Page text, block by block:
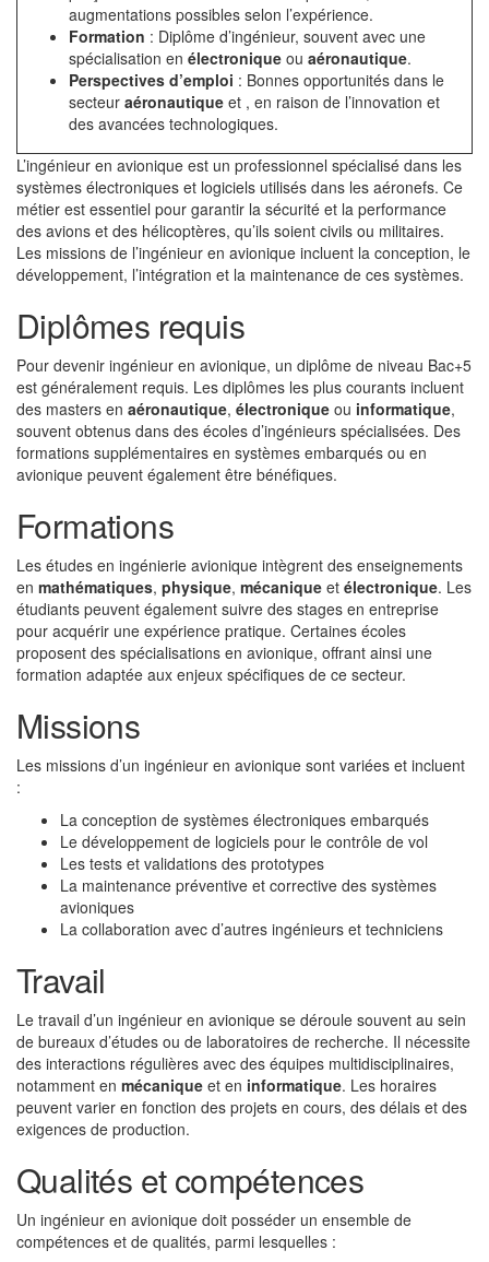
augmentations possibles selon l’expérience.
Formation : Diplôme d’ingénieur, souvent avec une
spécialisation en électronique ou aéronautique.
Perspectives d’emploi : Bonnes opportunités dans le
secteur aéronautique et , en raison de l’innovation et
des avancées technologiques.
L’ingénieur en avionique est un professionnel spécialisé dans les
systèmes électroniques et logiciels utilisés dans les aéronefs. Ce
métier est essentiel pour garantir la sécurité et la performance
des avions et des hélicoptères, qu’ils soient civils ou militaires.
Les missions de l’ingénieur en avionique incluent la conception, le
développement, l’intégration et la maintenance de ces systèmes.
Diplômes requis
Pour devenir ingénieur en avionique, un diplôme de niveau Bac+5
est généralement requis. Les diplômes les plus courants incluent
des masters en aéronautique, électronique ou informatique,
souvent obtenus dans des écoles d’ingénieurs spécialisées. Des
formations supplémentaires en systèmes embarqués ou en
avionique peuvent également être bénéfiques.
Formations
Les études en ingénierie avionique intègrent des enseignements
en mathématiques, physique, mécanique et électronique. Les
étudiants peuvent également suivre des stages en entreprise
pour acquérir une expérience pratique. Certaines écoles
proposent des spécialisations en avionique, offrant ainsi une
formation adaptée aux enjeux spécifiques de ce secteur.
Missions
Les missions d’un ingénieur en avionique sont variées et incluent
:
La conception de systèmes électroniques embarqués
Le développement de logiciels pour le contrôle de vol
Les tests et validations des prototypes
La maintenance préventive et corrective des systèmes
avioniques
La collaboration avec d’autres ingénieurs et techniciens
Travail
Le travail d’un ingénieur en avionique se déroule souvent au sein
de bureaux d’études ou de laboratoires de recherche. Il nécessite
des interactions régulières avec des équipes multidisciplinaires,
notamment en mécanique et en informatique. Les horaires
peuvent varier en fonction des projets en cours, des délais et des
exigences de production.
Qualités et compétences
Un ingénieur en avionique doit posséder un ensemble de
compétences et de qualités, parmi lesquelles :